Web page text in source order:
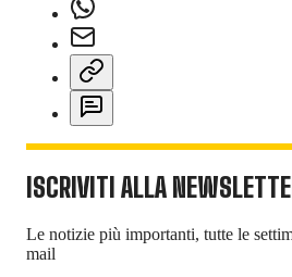
ISCRIVITI ALLA
Le notizie più importanti, tutte le
mail